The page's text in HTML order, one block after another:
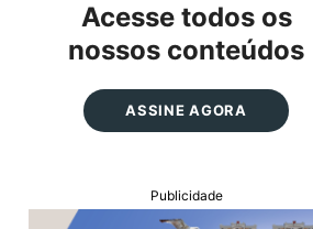
Acesse todos os
nossos conteúdos
ASSINE AGORA
Publicidade